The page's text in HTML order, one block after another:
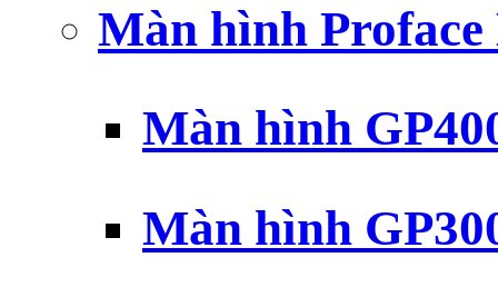
Màn hình
Màn hình
Màn hình